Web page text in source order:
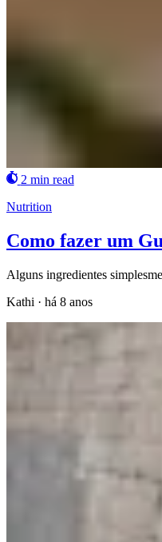
2 min read
Nutrition
Como fazer um
Alguns ingredientes
Kathi · há 8 anos